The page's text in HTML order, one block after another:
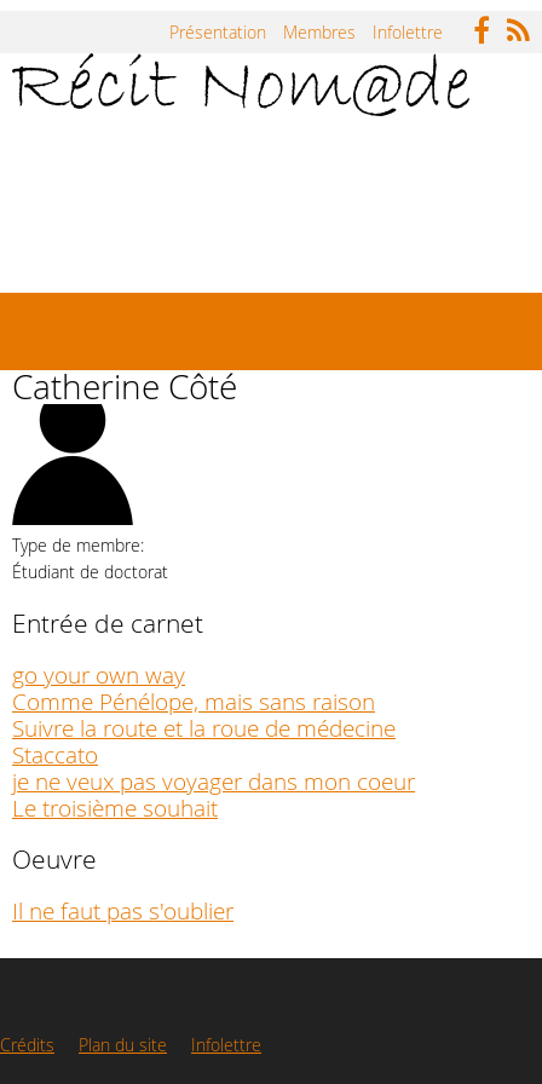
Jump to navigation
Présentation Membres Infolettre
Catherine Côté
Type de membre:
Étudiant de doctorat
Entrée de carnet
go your own way
Comme Pénélope, mais sans raison
Suivre la route et la roue de médecine
Staccato
je ne veux pas voyager dans mon coeur
Le troisième souhait
Oeuvre
Il ne faut pas s'oublier
Crédits Plan du site Infolettre